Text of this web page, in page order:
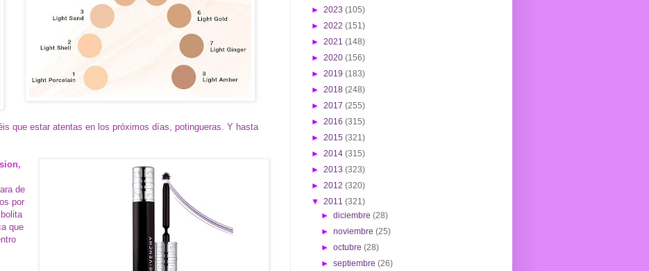
que estar atentas en los próximos días, potingueras. Y hasta
de
por
que
► 2023 (105)
► 2022 (151)
► 2021 (148)
► 2020 (156)
► 2019 (183)
► 2018 (248)
► 2017 (255)
► 2016 (315)
► 2015 (321)
► 2014 (315)
► 2013 (323)
► 2012 (320)
▼ 2011 (321)
►diciembre(28)
►noviembre(25)
►octubre(28)
►septiembre(26)